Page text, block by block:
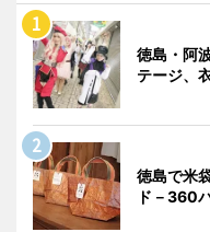
徳島・阿
テージ、
徳島で米
ド－360